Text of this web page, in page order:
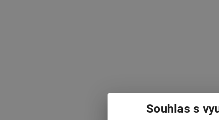
Souhlas s